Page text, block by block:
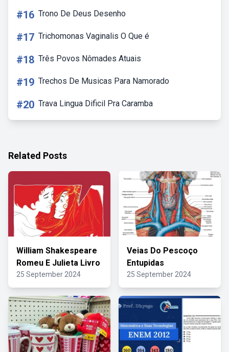
#16 Trono De Deus Desenho
#17 Trichomonas Vaginalis O Que é
#18 Três Povos Nômades Atuais
#19 Trechos De Musicas Para Namorado
#20 Trava Lingua Dificil Pra Caramba
Related Posts
William Shakespeare
Romeu E Julieta Livro
25 September 2024
Veias Do Pescoço
Entupidas
25 September 2024